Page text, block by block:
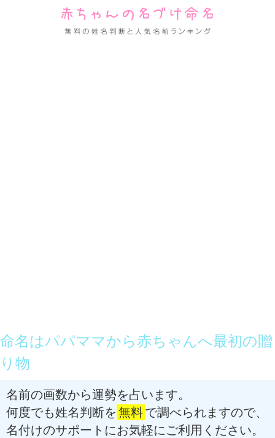
命名はパパママから赤ちゃんへ最初の贈
り物
名前の画数から運勢を占います。
何度でも姓名判断を 無料で調べられますので、
名付けのサポートにお気軽にご利用ください。